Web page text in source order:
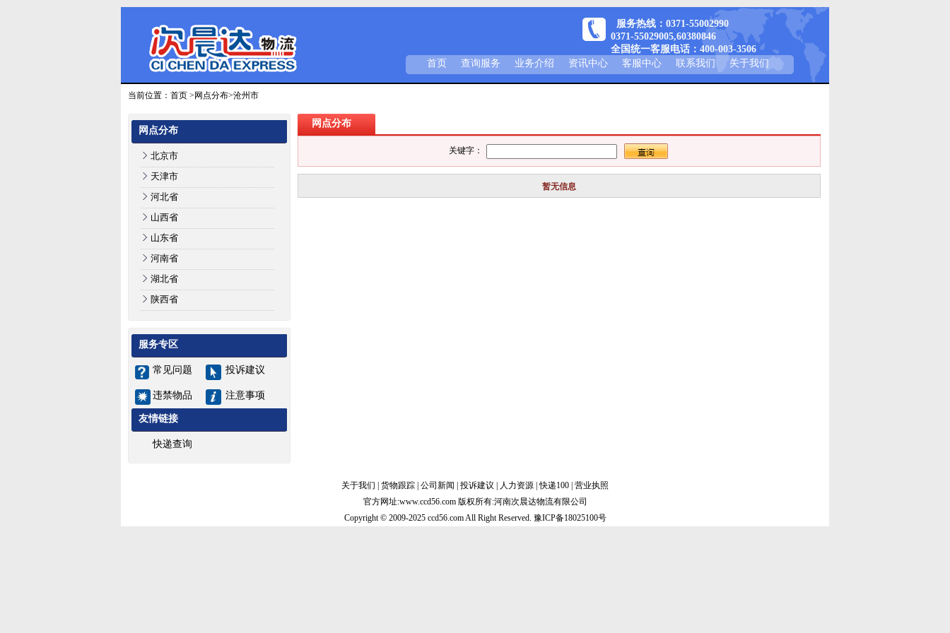
服务热线：0371-55002990
0371-55029005,60380846
全国统一客服电话：400-003-3506
首页
查询服务 业务介绍 资讯中心 客服中心 联系我们 关于我们
当前位置： 首页 > 网点分布>沧州市
网点分布
北京市
天津市
河北省
山西省
山东省
河南省
湖北省
陕西省
服务专区
常见问题 投诉建议
违禁物品 注意事项
友情链接
快递查询
网点分布
关键字：
暂无信息
关于我们 货物跟踪 公司新闻 投诉建议 人力资源 |快递100 营业执照
官方网址:www.ccd56.com 版权所有:河南次晨达物流有限公司
Copyright © 2009-2025 ccd56.com All Right Reserved. 豫ICP备18025100号